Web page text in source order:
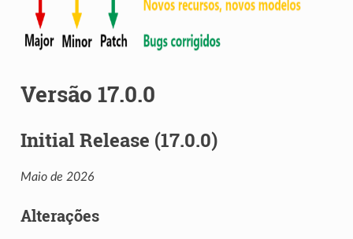
Versão 17.0.0
Initial Release (17.0.0)
Maio de 2026
Alterações